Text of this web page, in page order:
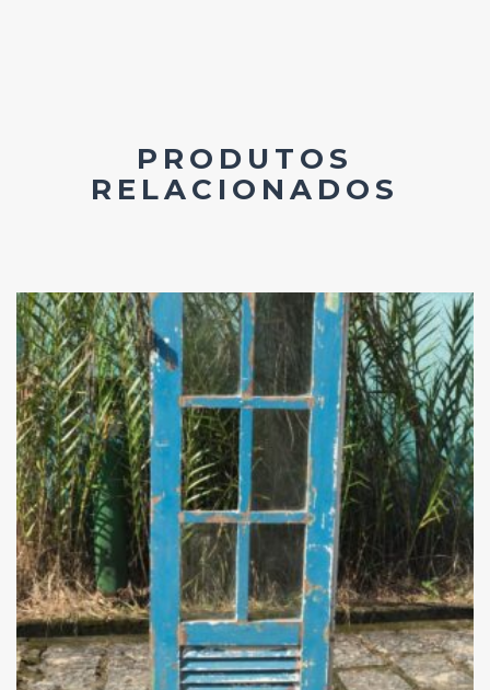
PRODUTOS
RELACIONADOS
Add
ao
Favoritos